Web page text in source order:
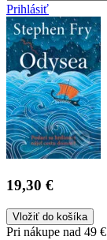
Prihlásiť
19,30 €
Vložiť do košíka
Pri nákupe nad 49 €